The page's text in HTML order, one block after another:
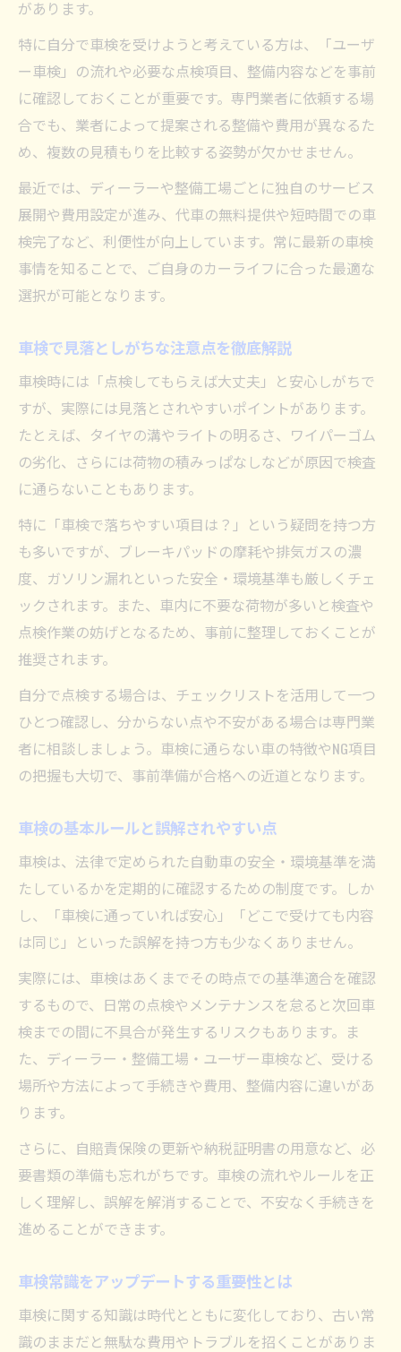
車検に積みっぱなしで出すリスクを解説
安全基準から見る車検時の荷物管理
意外と知らない車検で落ちやすい注意点
車検で落ちやすい項目と具体的な対策法
見逃しがちな車検不合格ポイントの解説
車検前に必ず確認すべきチェックリスト
車検でよくあるNG事例とその理由
車検合格率を高めるための注意事項
車検に通らない車の特徴と対策法
車検不合格の原因と事前対策のポイント
整備不良による車検落ちを防ぐ方法
車検基準に合致しない箇所の見極め方
車検に通すための準備とメンテナンス法
費用を抑えるための車検常識と工夫
車検費用を賢く抑えるための基本常識
節約に繋がる車検準備と見積もりの工夫
車検費用が安くなる選び方とは何か
車検費用に差が出る理由と対策方法
車検の費用対効果を最大化するコツ
があります。
特に自分で車検を受けようと考えている方は、「ユーザ
ー車検」の流れや必要な点検項目、整備内容などを事前
に確認しておくことが重要です。専門業者に依頼する場
合でも、業者によって提案される整備や費用が異なるた
め、複数の見積もりを比較する姿勢が欠かせません。
最近では、ディーラーや整備工場ごとに独自のサービス
展開や費用設定が進み、代車の無料提供や短時間での車
検完了など、利便性が向上しています。常に最新の車検
事情を知ることで、ご自身のカーライフに合った最適な
選択が可能となります。
車検で見落としがちな注意点を徹底解説
車検時には「点検してもらえば大丈夫」と安心しがちで
すが、実際には見落とされやすいポイントがあります。
たとえば、タイヤの溝やライトの明るさ、ワイパーゴム
の劣化、さらには荷物の積みっぱなしなどが原因で検査
に通らないこともあります。
特に「車検で落ちやすい項目は？」という疑問を持つ方
も多いですが、ブレーキパッドの摩耗や排気ガスの濃
度、ガソリン漏れといった安全・環境基準も厳しくチェ
ックされます。また、車内に不要な荷物が多いと検査や
点検作業の妨げとなるため、事前に整理しておくことが
推奨されます。
自分で点検する場合は、チェックリストを活用して一つ
ひとつ確認し、分からない点や不安がある場合は専門業
者に相談しましょう。車検に通らない車の特徴やNG項目
の把握も大切で、事前準備が合格への近道となります。
車検の基本ルールと誤解されやすい点
車検は、法律で定められた自動車の安全・環境基準を満
たしているかを定期的に確認するための制度です。しか
し、「車検に通っていれば安心」「どこで受けても内容
は同じ」といった誤解を持つ方も少なくありません。
実際には、車検はあくまでその時点での基準適合を確認
するもので、日常の点検やメンテナンスを怠ると次回車
検までの間に不具合が発生するリスクもあります。ま
た、ディーラー・整備工場・ユーザー車検など、受ける
場所や方法によって手続きや費用、整備内容に違いがあ
ります。
さらに、自賠責保険の更新や納税証明書の用意など、必
要書類の準備も忘れがちです。車検の流れやルールを正
しく理解し、誤解を解消することで、不安なく手続きを
進めることができます。
車検常識をアップデートする重要性とは
車検に関する知識は時代とともに変化しており、古い常
識のままだと無駄な費用やトラブルを招くことがありま